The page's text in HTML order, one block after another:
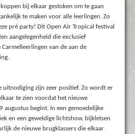
bij elkaar gestoken om te gaan
te maken voor alle leerlingen. Zo
pré party! Dit Open Air Tropical festival
aangelegenheid die exclusief
van de aan de
uitnodiging zijn zeer positief. Zo wordt er
te zien voordat het nieuwe
augustus begint. In een gemoedelijke
en een geweldige lichtshow, bijkletsen
de nieuwe brugklassers die elkaar